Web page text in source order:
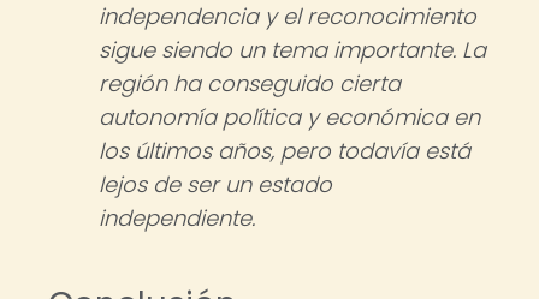
independencia y el reconocimiento
sigue siendo un tema importante. La
región ha conseguido cierta
autonomía política y económica en
los últimos años, pero todavía está
lejos de ser un estado
independiente.